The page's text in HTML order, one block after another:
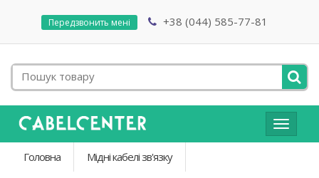
Передзвонить мені +38 (044) 585-77-81
Toggle
Головна
Мідні кабелі зв'язку